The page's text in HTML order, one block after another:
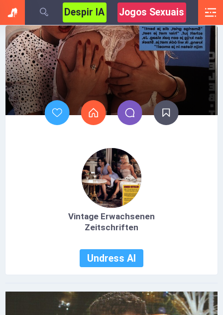
Despir IA Jogos Sexuais
Vintage Erwachsenen
Zeitschriften
Undress AI